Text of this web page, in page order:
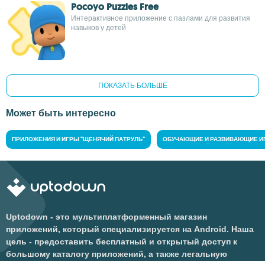
Pocoyo Puzzles Free
Интерактивное приложение с пазлами для развития
навыков у детей
ПОКАЗАТЬ БОЛЬШЕ
Может быть интересно
ПРИЛОЖЕНИЯ И ИГРЫ "ЩЕНЯЧИЙ ПАТРУЛЬ" ОБУЧАЮЩИЕ И РАЗВИВАЮЩИЕ
Uptodown - это мультиплатформенный магазин
приложений, который специализируется на Android. Наша
цель - предоставить бесплатный и открытый доступ к
большому каталогу приложений, а также легальную